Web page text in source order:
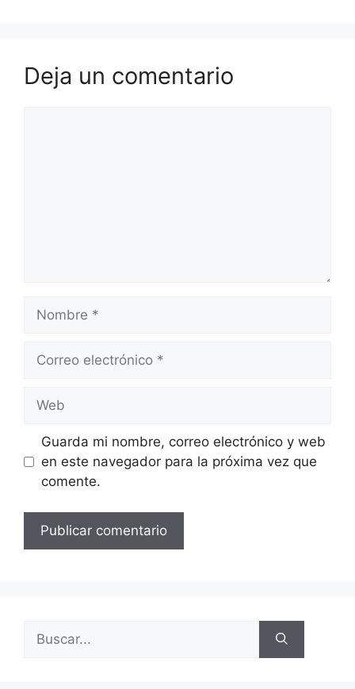
Deja un comentario
Guarda mi nombre, correo electrónico y web
en este navegador para la próxima vez que
comente.